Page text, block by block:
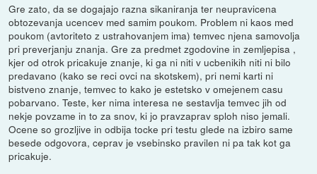
Gre zato, da se dogajajo razna sikaniranja ter neupravicena
obtozevanja ucencev med samim poukom. Problem ni kaos med
poukom (avtoriteto z ustrahovanjem ima) temvec njena samovolja
pri preverjanju znanja. Gre za predmet zgodovine in zemljepisa ,
kjer od otrok pricakuje znanje, ki ga ni niti v ucbenikih niti ni bilo
predavano (kako se reci ovci na skotskem), pri nemi karti ni
bistveno znanje, temvec to kako je estetsko v omejenem casu
pobarvano. Teste, ker nima interesa ne sestavlja temvec jih od
nekje povzame in to za snov, ki jo pravzaprav sploh niso jemali.
Ocene so grozljive in odbija tocke pri testu glede na izbiro same
besede odgovora, ceprav je vsebinsko pravilen ni pa tak kot ga
pricakuje.